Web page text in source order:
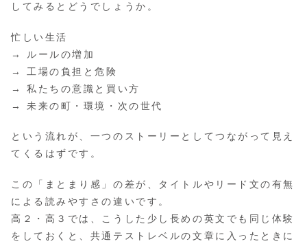
してみるとどうでしょうか。
忙しい生活
→ ルールの増加
→ 工場の負担と危険
→ 私たちの意識と買い方
→ 未来の町・環境・次の世代
という流れが、一つのストーリーとしてつながって見え
てくるはずです。
この「まとまり感」の差が、タイトルやリード文の有無
による読みやすさの違いです。
高２・高３では、こうした少し長めの英文でも同じ体験
をしておくと、共通テストレベルの文章に入ったときに